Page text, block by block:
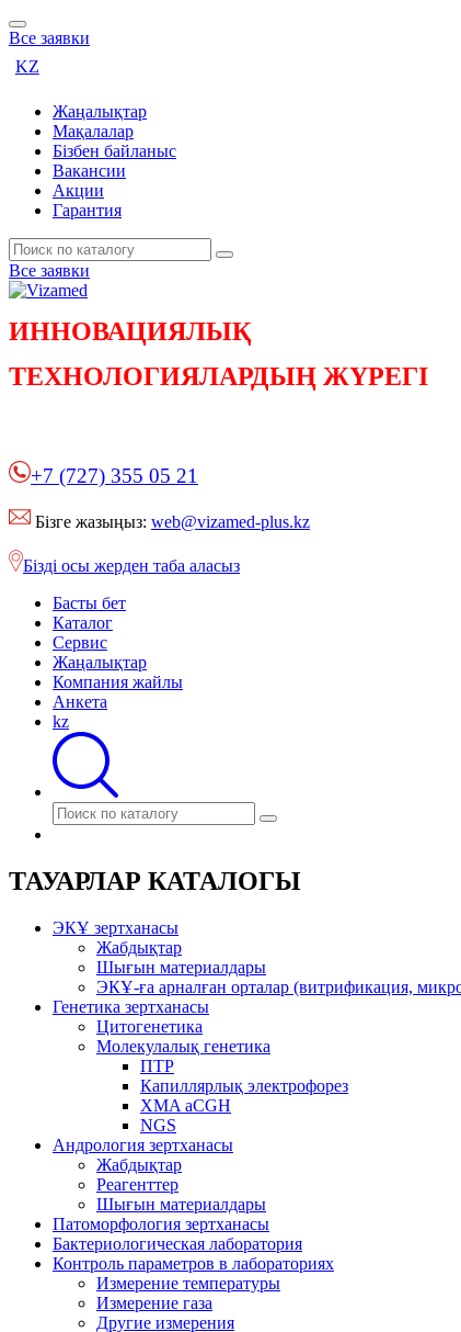
Все заявки
KZ
Жаңалықтар
Мақалалар
Бізбен байланыс
Вакансии
Акции
Гарантия
Все заявки
ИННОВАЦИЯЛЫҚ
ТЕХНОЛОГИЯЛАРДЫҢ ЖҮРЕГІ
+7 (727) 355 05 21
Бізге жазыңыз: web@vizamed-plus.kz
Бізді осы жерден таба аласыз
Басты бет
Каталог
Сервис
Жаңалықтар
Компания жайлы
Анкета
kz
ТАУАРЛАР КАТАЛОГЫ
ЭКҰ зертханасы
Жабдықтар
Шығын материалдары
ЭКҰ-ға арналған орталар (витрификация,
Генетика зертханасы
Цитогенетика
Молекулалық генетика
ПТР
Капиллярлық электрофорез
XMA aCGH
NGS
Андрология зертханасы
Жабдықтар
Реагенттер
Шығын материалдары
Патоморфология зертханасы
Бактериологическая лаборатория
Контроль параметров в лабораториях
Измерение температуры
Измерение газа
Другие измерения